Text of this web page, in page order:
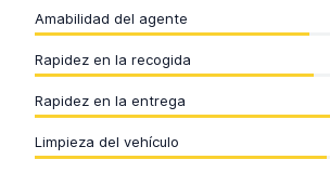
Amabilidad del agente
Rapidez en la recogida
Rapidez en la entrega
Limpieza del vehículo